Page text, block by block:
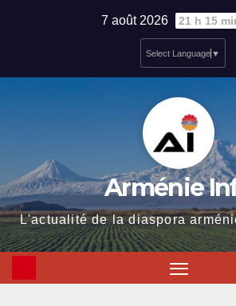
7 août 2026 21 h 15
Select Language ▼
Arménie
L'actualité de la diaspora